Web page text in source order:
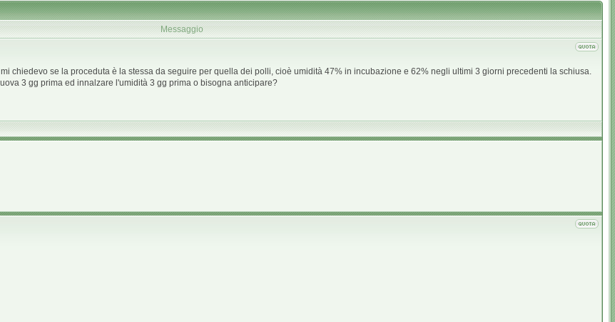
Messaggio
chiedevo se la proceduta è la stessa da seguire per quella dei polli, cioè umidità 47% in incubazione e 62% negli ultimi 3 giorni precedenti la schiusa.
3 gg prima ed innalzare l'umidità 3 gg prima o bisogna anticipare?